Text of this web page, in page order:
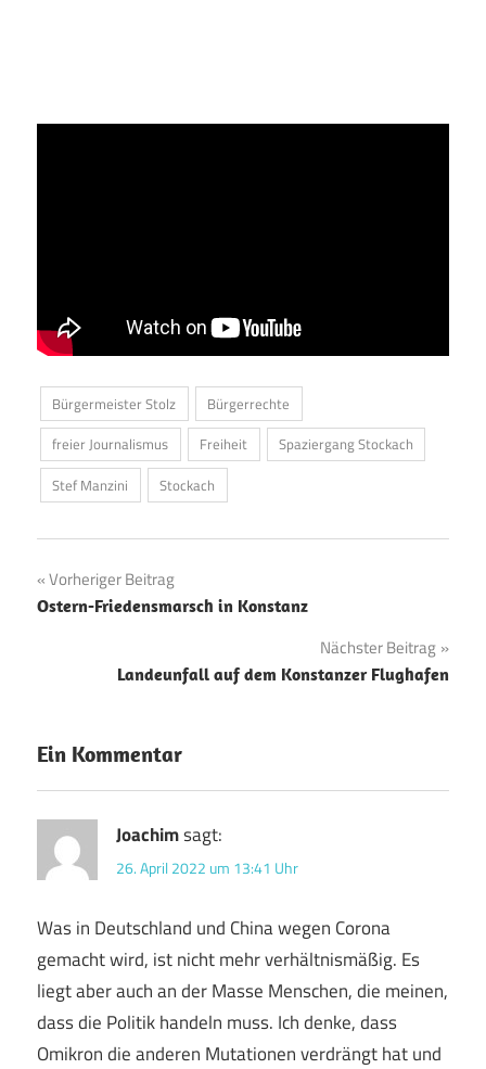
Bürgermeister Stolz
Bürgerrechte
freier Journalismus
Freiheit
Spaziergang Stockach
Stef Manzini
Stockach
Beitragsnavigation
Vorheriger Beitrag
Ostern-Friedensmarsch in Konstanz
Nächster Beitrag
Landeunfall auf dem Konstanzer Flughafen
Ein Kommentar
Joachimsagt:
26. April 2022 um 13:41 Uhr
Was in Deutschland und China wegen Corona
gemacht wird, ist nicht mehr verhältnismäßig. Es
liegt aber auch an der Masse Menschen, die meinen,
dass die Politik handeln muss. Ich denke, dass
Omikron die anderen Mutationen verdrängt hat und